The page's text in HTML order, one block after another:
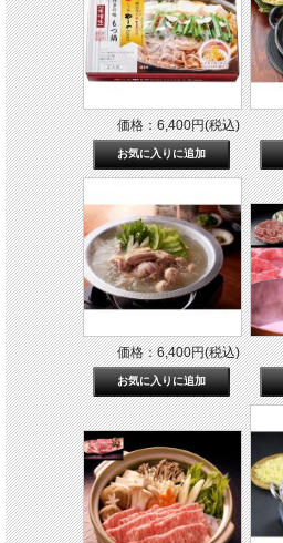
価格：6,400円(税込)
価格：6,400円(税込)